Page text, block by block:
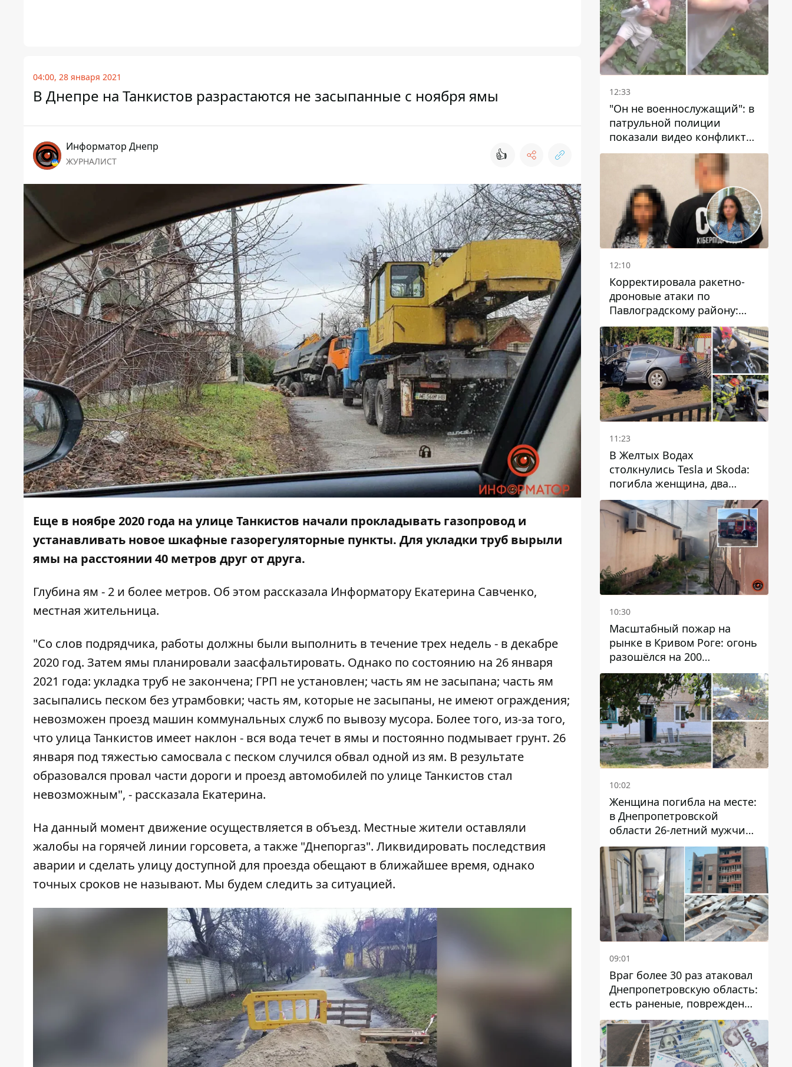
04:00, 28 января 2021
В Днепре на Танкистов разрастаются не засыпанные с ноября ямы
Информатор Днепр
ЖУРНАЛИСТ 👍
Еще в ноябре 2020 года на улице Танкистов начали прокладывать газопровод и
устанавливать новое шкафные газорегуляторные пункты. Для укладки труб вырыли
ямы на расстоянии 40 метров друг от друга.
Глубина ям - 2 и более метров. Об этом рассказала Информатору Екатерина Савченко,
местная жительница.
"Со слов подрядчика, работы должны были выполнить в течение трех недель - в декабре
2020 год. Затем ямы планировали заасфальтировать. Однако по состоянию на 26 января
2021 года: укладка труб не закончена; ГРП не установлен; часть ям не засыпана; часть ям
засыпались песком без утрамбовки; часть ям, которые не засыпаны, не имеют ограждения;
невозможен проезд машин коммунальных служб по вывозу мусора. Более того, из-за того,
что улица Танкистов имеет наклон - вся вода течет в ямы и постоянно подмывает грунт. 26
января под тяжестью самосвала с песком случился обвал одной из ям. В результате
образовался провал части дороги и проезд автомобилей по улице Танкистов стал
невозможным", - рассказала Екатерина.
На данный момент движение осуществляется в объезд. Местные жители оставляли
жалобы на горячей линии горсовета, а также "Днепоргаз". Ликвидировать последствия
аварии и сделать улицу доступной для проезда обещают в ближайшее время, однако
точных сроков не называют. Мы будем следить за ситуацией.
12:33
"Он не военнослужащий": в
патрульной полиции
показали видео конфликта
с мужчиной без ноги на
проспекте Поля в Днепре
12:10
Корректировала ракетно-
дроновые атаки по
Павлоградскому району:
задержали вражескую
агентку
11:23
В Желтых Водах
столкнулись Tesla и Skoda:
погибла женщина, два
человека пострадали
10:30
Масштабный пожар на
рынке в Кривом Роге: огонь
разошёлся на 200
квадратных метров
10:02
Женщина погибла на месте:
в Днепропетровской
области 26-летний мужчина
избил трех человек
металлическим предметом
09:01
Враг более 30 раз атаковал
Днепропетровскую область:
есть раненые, повреждены
лицей, дома и предприятия